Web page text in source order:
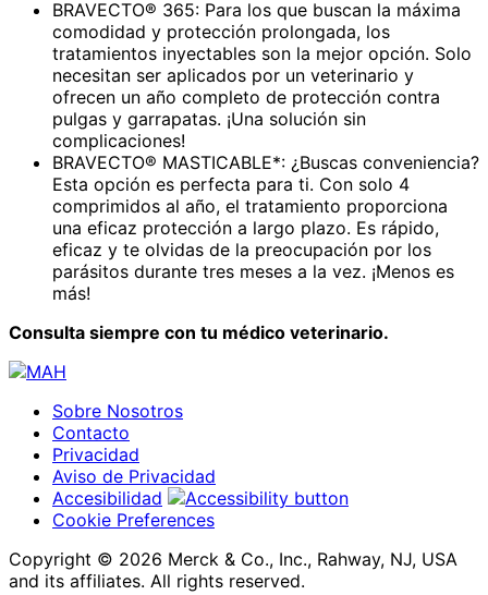
BRAVECTO® 365: Para los que buscan la máxima
comodidad y protección prolongada, los
tratamientos inyectables son la mejor opción. Solo
necesitan ser aplicados por un veterinario y
ofrecen un año completo de protección contra
pulgas y garrapatas. ¡Una solución sin
complicaciones!
BRAVECTO® MASTICABLE*: ¿Buscas conveniencia?
Esta opción es perfecta para ti. Con solo 4
comprimidos al año, el tratamiento proporciona
una eficaz protección a largo plazo. Es rápido,
eficaz y te olvidas de la preocupación por los
parásitos durante tres meses a la vez. ¡Menos es
más!
Consulta siempre con tu médico veterinario.
Sobre Nosotros
Contacto
Privacidad
Aviso de Privacidad
Accesibilidad
Cookie Preferences
Copyright © 2026 Merck & Co., Inc., Rahway, NJ, USA
and its affiliates. All rights reserved.